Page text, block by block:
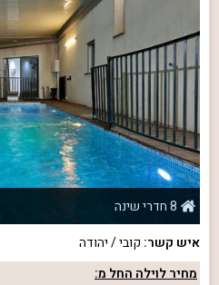
8 חדרי שינה
איש קשר: קובי / יהודה
מחיר לוילה החל מ: